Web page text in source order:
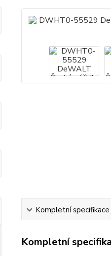
Kompletní specifikace
Kompletní